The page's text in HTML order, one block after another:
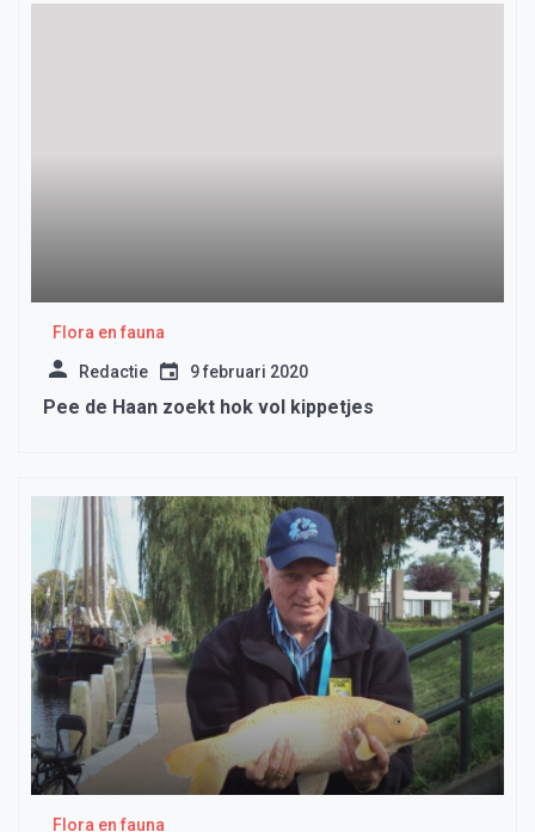
Flora en fauna
Redactie 9 februari 2020
Pee de Haan zoekt hok vol kippetjes
Flora en fauna